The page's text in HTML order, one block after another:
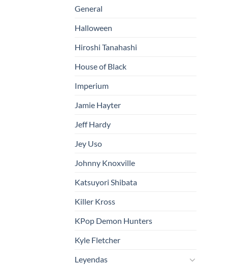
General
Halloween
Hiroshi Tanahashi
House of Black
Imperium
Jamie Hayter
Jeff Hardy
Jey Uso
Johnny Knoxville
Katsuyori Shibata
Killer Kross
KPop Demon Hunters
Kyle Fletcher
Leyendas